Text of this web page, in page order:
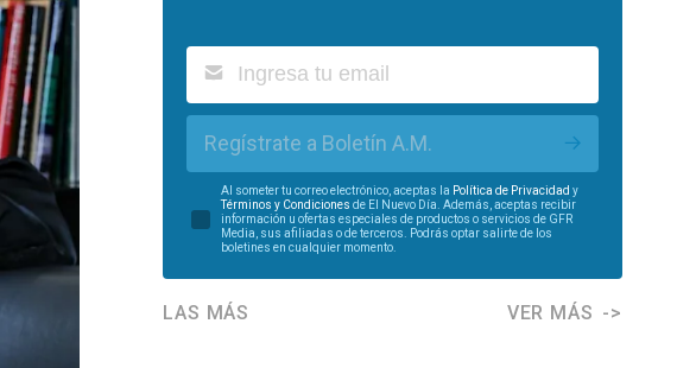
Regístrate a Boletín A.M.
Al someter tu correo electrónico, aceptas la Política de Privacidad y
Términos y Condiciones de El Nuevo Día. Además, aceptas recibir
información u ofertas especiales de productos o servicios de GFR
Media, sus afiliadas o de terceros. Podrás optar salirte de los
boletines en cualquier momento.
LAS MÁS VER MÁS